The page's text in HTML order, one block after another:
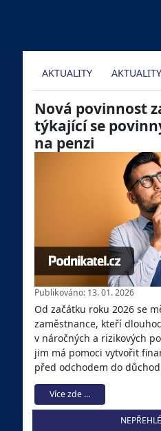
AKTUALITY
Nová povinnost
týkající se
na penzi
Publikováno: 13. 01. 2026
Od začátku roku 2026 se
zaměstnance, kteří
v náročných a rizikových
jim má pomoci vytvořit
před odchodem do
Více zde ...